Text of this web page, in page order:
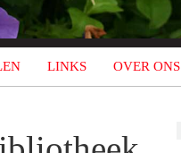
LINKS OVER ONS